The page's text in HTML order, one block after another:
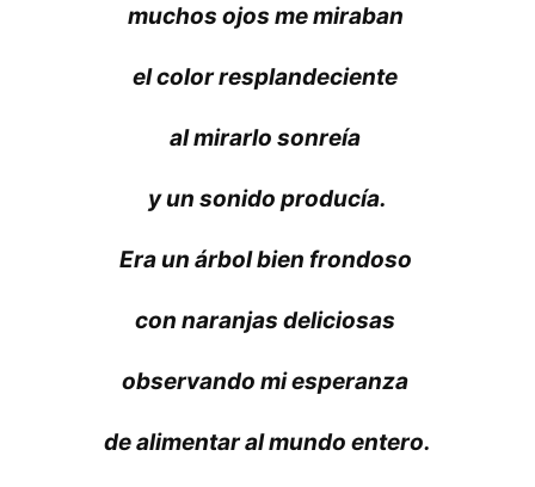
muchos ojos me miraban
el color resplandeciente
al mirarlo sonreía
y un sonido producía.
Era un árbol bien frondoso
con naranjas deliciosas
observando mi esperanza
de alimentar al mundo entero.